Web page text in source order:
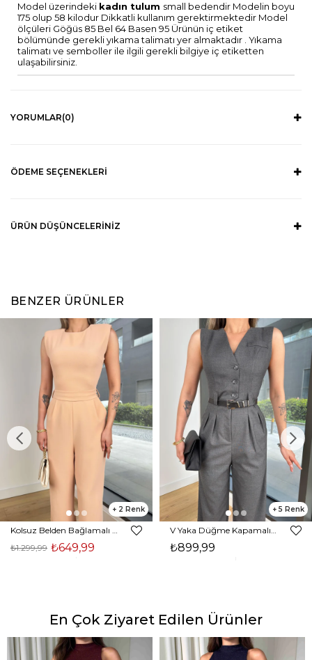
Model üzerindeki kadın tulum small bedendir Modelin boyu
175 olup 58 kilodur Dikkatli kullanım gerektirmektedir Model
ölçüleri Göğüs 85 Bel 64 Basen 95 Ürünün iç etiket
bölümünde gerekli yıkama talimatı yer almaktadır . Yıkama
talimatı ve semboller ile ilgili gerekli bilgiye iç etiketten
ulaşabilirsiniz.
YORUMLAR(0)
ÖDEME SEÇENEKLERI
ÜRÜN DÜŞÜNCELERINIZ
BENZER ÜRÜNLER
2
₺649,99
₺1.299,99
5
₺899,99
En Çok Ziyaret Edilen Ürünler